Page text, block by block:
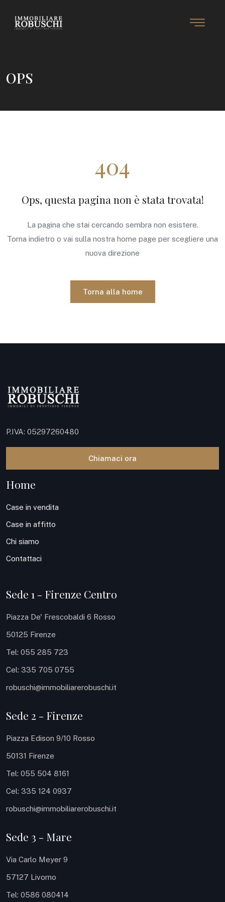
OPS
404
Ops, questa pagina non è stata trovata!
La pagina che stai cercando sembra non esistere.
Torna indietro o vai sulla nostra home page per scegliere una
nuova direzione
Torna alla home
P.IVA: 05297260480
Chiamaci ora
Home
Case in vendita
Case in affitto
Chi siamo
Contattaci
Sede 1 - Firenze Centro
Piazza De' Frescobaldi 6 Rosso
50125 Firenze
Tel: 055 285 723
Cel: 335 705 0755
robuschi@immobiliarerobuschi.it
Sede 2 - Firenze
Piazza Edison 9/10 Rosso
50131 Firenze
Tel: 055 504 8161
Cel: 335 124 0937
robuschi@immobiliarerobuschi.it
Sede 3 - Mare
Via Carlo Meyer 9
57127 Livorno
Tel: 0586 080414